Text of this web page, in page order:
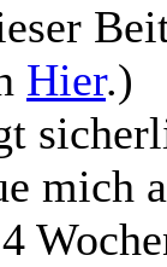
Hier.)
mich